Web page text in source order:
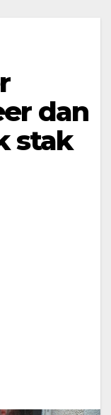
dan
stak